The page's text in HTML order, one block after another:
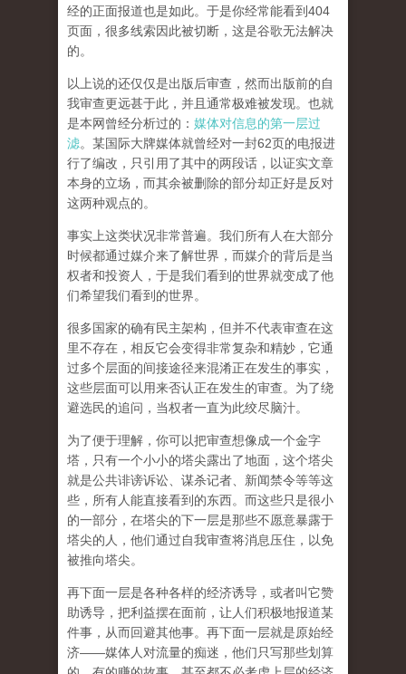
经的正面报道也是如此。于是你经常能看到404
页面， 很多线索因此被切断，这是谷歌无法解决
的。
以上说的还仅仅是出版后审查，然而出版前的自
我审查更远甚于此，并且通常极难被发现。 也就
是本网曾经分析过的： 媒体对信息的第一层过
滤。某国际大牌媒体就曾经对一封62页的电报进
行了编改，只引用了其中的两段话，以证实文章
本身的立场，而其余被删除的部分却正好是反对
这两种观点的。
事实上这类状况非常普遍。我们所有人在大部分
时候都通过媒介来了解世界，而媒介的背后是当
权者和投资人，于是我们看到的世界就变成了他
们希望我们看到的世界。
很多国家的确有民主架构，但并不代表审查在这
里不存在，相反它会变得非常复杂和精妙，它通
过多个层面的间接途径来混淆正在发生的事实，
这些层面可以用来否认正在发生的审查。为了绕
避选民的追问，当权者一直为此绞尽脑汁。
为了便于理解，你可以把审查想像成一个金字
塔，只有一个小小的塔尖露出了地面，这个塔尖
就是公共诽谤诉讼、谋杀记者、新闻禁令等等这
些，所有人能直接看到的东西。而这些只是很小
的一部分，在塔尖的下一层是那些不愿意暴露于
塔尖的人，他们通过自我审查将消息压住，以免
被推向塔尖。
再下面一层是各种各样的经济诱导，或者叫它赞
助诱导，把利益摆在面前，让人们积极地报道某
件事，从而回避其他事。再下面一层就是原始经
济——媒体人对流量的痴迷，他们只写那些划算